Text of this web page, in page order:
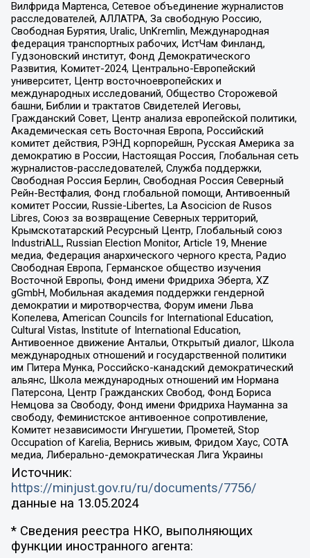
Вилфрида Мартенса, Сетевое объединение журналистов
расследователей, АЛЛАТРА, За свободную Россию,
Свободная Бурятия, Uralic, UnKremlin, Международная
федерация транспортных рабочих, ИстЧам Финланд,
Гудзоновский институт, Фонд Демократического
Развития, Комитет-2024, Центрально-Европейский
университет, Центр восточноевропейских и
международных исследований, Общество Сторожевой
башни, Библии и трактатов Свидетелей Иеговы,
Гражданский Совет, Центр анализа европейской политики,
Академическая сеть Восточная Европа, Российский
комитет действия, РЭНД корпорейшн, Русская Америка за
демократию в России, Настоящая Россия, Глобальная сеть
журналистов-расследователей, Служба поддержки,
Свободная Россия Берлин, Свободная Россия Северный
Рейн-Вестфалия, Фонд глобальной помощи, Антивоенный
комитет России, Russie-Libertes, La Asocicion de Rusos
Libres, Союз за возвращение Северных территорий,
Крымскотатарский Ресурсный Центр, Глобальный союз
IndustriALL, Russian Election Monitor, Article 19, Мнение
медиа, Федерация анархического черного креста, Радио
Свободная Европа, Германское общество изучения
Восточной Европы, Фонд имени Фридриха Эберта, XZ
gGmbH, Мобильная академия поддержки гендерной
демократии и миротворчества, Форум имени Льва
Копелева, American Councils for International Education,
Cultural Vistas, Institute of International Education,
Антивоенное движение Антальи, Открытый диалог, Школа
международных отношений и государственной политики
им Питера Мунка, Российско-канадский демократический
альянс, Школа международных отношений им Нормана
Патерсона, Центр Гражданских Свобод, Фонд Бориса
Немцова за Свободу, Фонд имени Фридриха Науманна за
свободу, Феминистское антивоенное сопротивление,
Комитет независимости Ингушетии, Прометей, Stop
Occupation of Karelia, Вернись живым, Фридом Хаус, СОТА
медиа, Либерально-демократическая Лига Украины
Источник:
https://minjust.gov.ru/ru/documents/7756/
данные на 13.05.2024
* Сведения реестра НКО, выполняющих
функции иностранного агента: